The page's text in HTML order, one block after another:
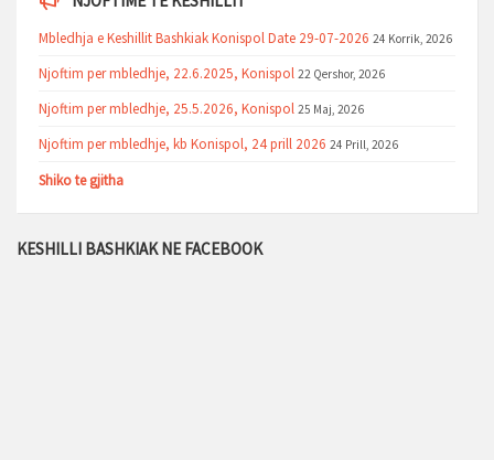
Mbledhja e Keshillit Bashkiak Konispol Date 29-07-2026 24 Korrik, 2026
Njoftim per mbledhje, 22.6.2025, Konispol 22 Qershor, 2026
Njoftim per mbledhje, 25.5.2026, Konispol 25 Maj, 2026
Njoftim per mbledhje, kb Konispol, 24 prill 2026 24 Prill, 2026
Shiko te gjitha
KESHILLI BASHKIAK NE FACEBOOK